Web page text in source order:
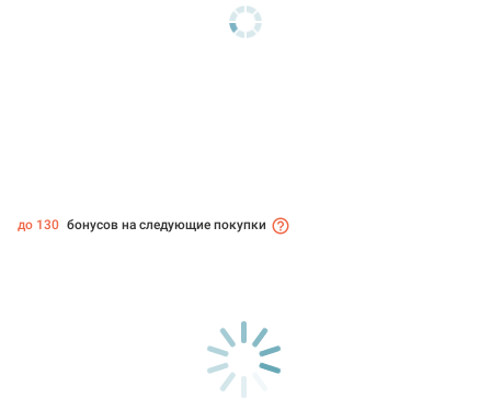
до 130 бонусов на следующие покупки